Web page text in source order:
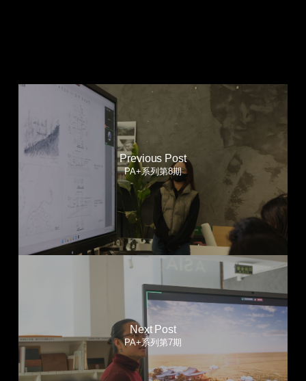
Previous Post
PA+系列第8期
Next Post
PA+系列第7期